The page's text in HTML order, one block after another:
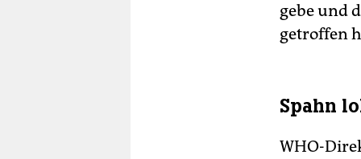
gebe und
getroffen
Spahn
WHO-